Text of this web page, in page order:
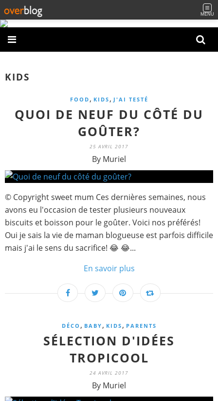
MENU
KIDS
FOOD, KIDS,J'AI TESTÉ
QUOI DE NEUF DU CÔTÉ DU
GOÛTER?
25 AVRIL 2017
By Muriel
© Copyright sweet mum Ces dernières semaines, nous
avons eu l'occasion de tester plusieurs nouveaux
biscuits et boisson pour le goûter. Voici nos préférés!
Oui je sais la vie de maman blogueuse est parfois difficile
mais j'ai le sens du sacrifice! 😂 😂...
En savoir plus
DÉCO , BABY, KIDS, PARENTS
SÉLECTION D'IDÉES
TROPICOOL
24 AVRIL 2017
By Muriel